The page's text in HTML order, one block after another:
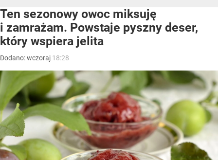
Ten sezonowy owoc miksuję
i zamrażam. Powstaje pyszny deser,
który wspiera jelita
Dodano:wczoraj 18:28